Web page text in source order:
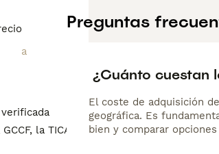
la TICA
Preguntas
¿Cuánto cuestan
El coste de adquisición
geográfica. Es
bien y comparar